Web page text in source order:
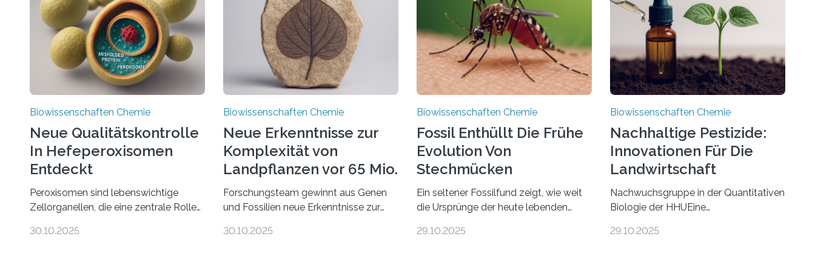
Biowissenschaften Chemie
Neue Qualitätskontrolle
In Hefeperoxisomen
Entdeckt
Peroxisomen sind lebenswichtige
Zellorganellen, die eine zentrale Rolle
Entgiftung von Zellen spielen. Damit
30.10.2025
Biowissenschaften Chemie
Neue Erkenntnisse zur
Komplexität von
Landpflanzen vor 65 Mio.
Jahren
Forschungsteam gewinnt aus Genen
und Fossilien neue Erkenntnisse zur
Moosen über filigrane Farne bis zu
30.10.2025
Biowissenschaften Chemie
Fossil Enthüllt Die Frühe
Evolution Von
Stechmücken
Ein seltener Fossilfund zeigt, wie weit
die Ursprünge der heute lebenden
99 Millionen Jahre altem Bernstein
29.10.2025
Biowissenschaften Chemie
Nachhaltige Pestizide:
Innovationen Für Die
Landwirtschaft
Nachwuchsgruppe in der Quantitativen
Biologie der HHUEine
Heine-Universität Düsseldorf (HHU)
29.10.2025